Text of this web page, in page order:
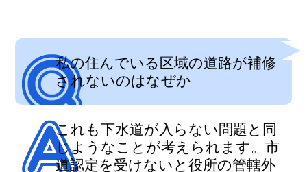
私の住んでいる区域の道路が補修
されないのはなぜか
これも下水道が入らない問題と同
じようなことが考えられます。市
道認定を受けないと役所の管轄外